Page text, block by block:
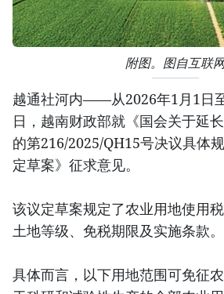
附图。图自互联
越通社河内——从2026年1月1日
日，越南财政部就《国会关于延
的第216/2025/QH15号决议具体
定草案》征求意见。
该议定草案规定了农业用地使用
土地等级、免税期限及实施条款。
具体而言，以下用地范围可免征